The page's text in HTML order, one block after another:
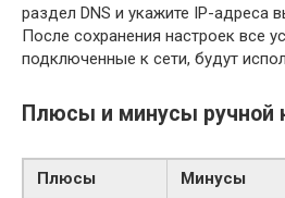
раздел DNS и укажите IP-адреса
После сохранения настроек все
подключенные к сети, будут
Плюсы и минусы ручной
Плюсы
Минусы